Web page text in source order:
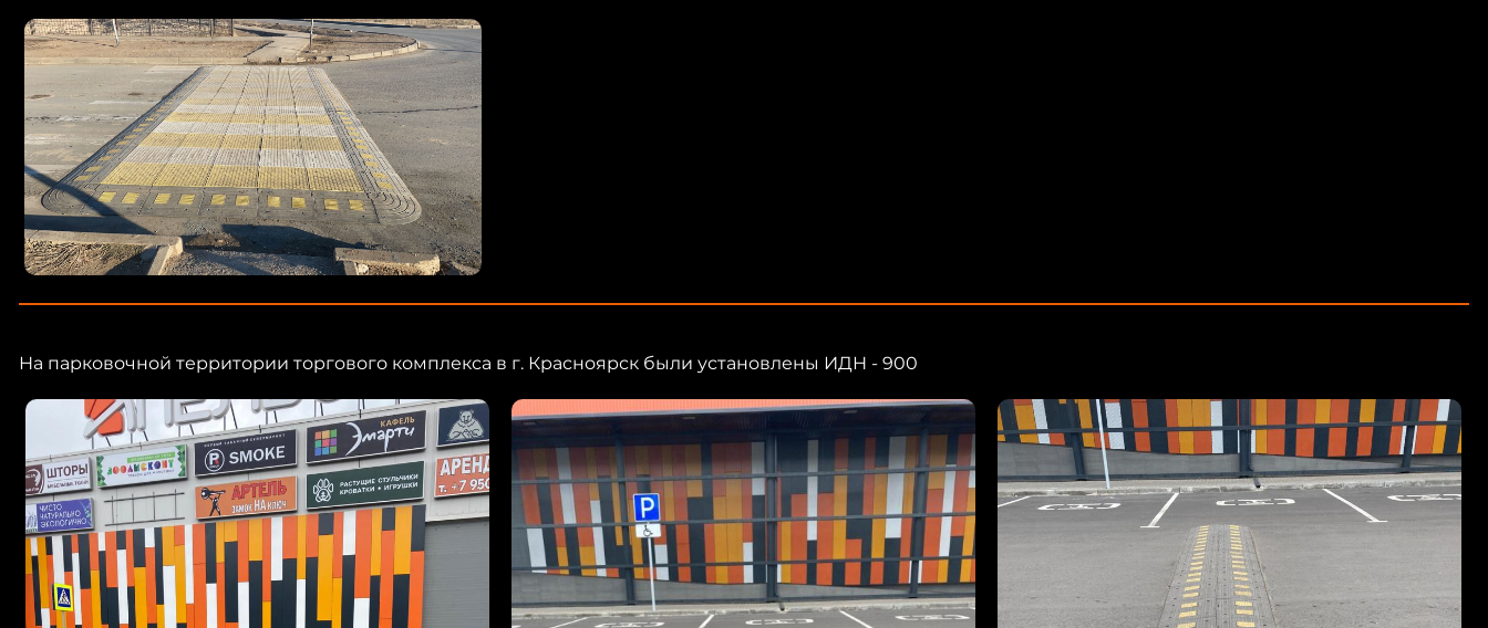
На парковочной территории торгового комплекса в г. Красноярск были установлены ИДН - 900